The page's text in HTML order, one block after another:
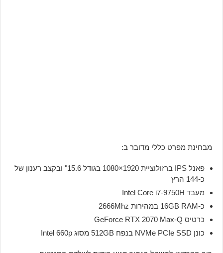
מבחינת מפרט כללי מדובר ב:
פאנל IPS ברזולוציית 1920×1080 בגודל 15.6" ובקצב רענון של
כ-144 הרץ
מעבד Intel Core i7-9750H
כ-16GB RAM במהירות 2666Mhz
כרטיס GeForce RTX 2070 Max-Q
כונן NVMe PCIe SSD בנפח 512GB מסוג Intel 660p